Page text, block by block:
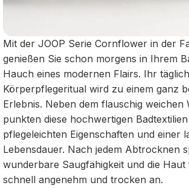
Mit der JOOP Serie Cornflower in der
genießen Sie schon morgens in Ihrem
Hauch eines modernen Flairs. Ihr
Körperpflegeritual wird zu einem ganz
Erlebnis. Neben dem flauschig weichen
punkten diese hochwertigen
pflegeleichten Eigenschaften und einer
Lebensdauer. Nach jedem Abtrocknen
wunderbare Saugfähigkeit und die
schnell angenehm und trocken an.